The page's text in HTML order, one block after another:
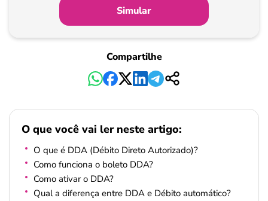
Simular
Compartilhe
O que você vai ler neste artigo:
O que é DDA (Débito Direto Autorizado)?
Como funciona o boleto DDA?
Como ativar o DDA?
Qual a diferença entre DDA e Débito automático?